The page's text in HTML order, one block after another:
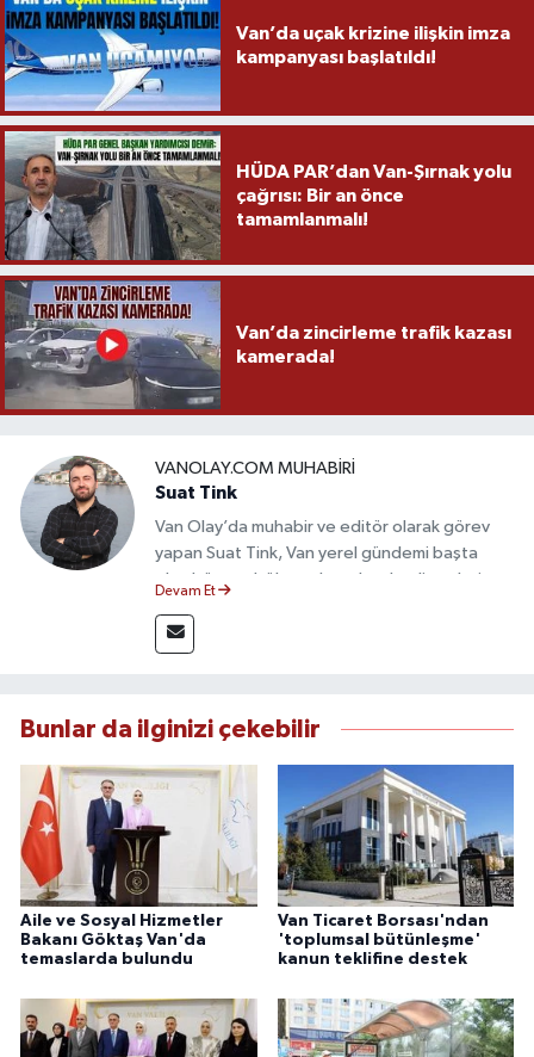
Van’da uçak krizine ilişkin imza
kampanyası başlatıldı!
HÜDA PAR’dan Van-Şırnak yolu
çağrısı: Bir an önce
tamamlanmalı!
Van’da zincirleme trafik kazası
kamerada!
VANOLAY.COM MUHABIRI
Suat Tink
Van Olay’da muhabir ve editör olarak görev
yapan Suat Tink, Van yerel gündemi başta
olmak üzere bölgesel ve ulusal gelişmeleri
mezunu olan Tink, sahadan edindiği bilgilerle
doğruluk, tarafsızlık ve etik ilkeler
Devam Et
Bunlar da ilginizi çekebilir
Aile ve Sosyal Hizmetler
Bakanı Göktaş Van'da
temaslarda bulundu
Van Ticaret Borsası'ndan
'toplumsal bütünleşme'
kanun teklifine destek